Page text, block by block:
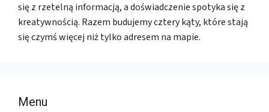
się z rzetelną informacją, a doświadczenie spotyka się z
kreatywnością. Razem budujemy cztery kąty, które stają
się czymś więcej niż tylko adresem na mapie.
Menu